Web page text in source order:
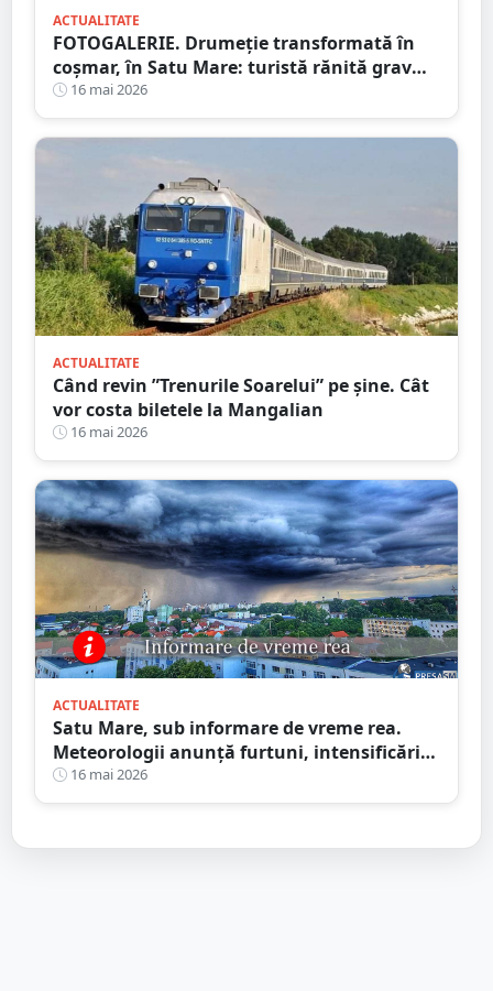
ACTUALITATE
FOTOGALERIE. Drumeție transformată în
coșmar, în Satu Mare: turistă rănită grav
după ce a alergat pe un traseu acoperit cu
frunze
16 mai 2026
ACTUALITATE
Când revin ”Trenurile Soarelui” pe şine. Cât
vor costa biletele la Mangalian
16 mai 2026
ACTUALITATE
Satu Mare, sub informare de vreme rea.
Meteorologii anunță furtuni, intensificări
de vânt și ploi în averse
16 mai 2026